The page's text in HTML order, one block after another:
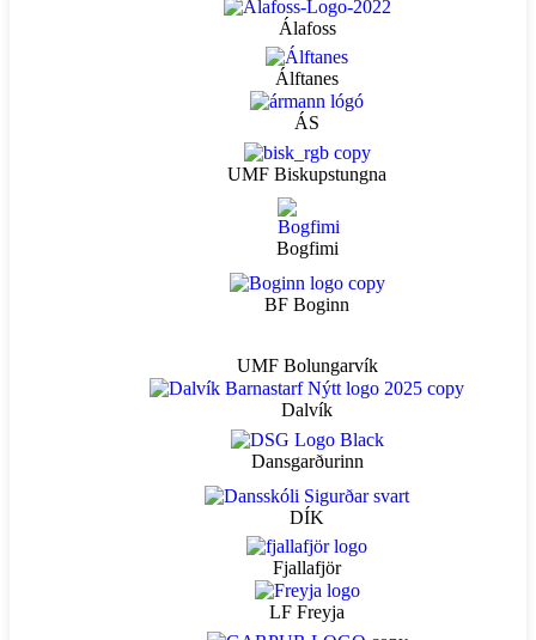
Álafoss
Álftanes
ÁS
UMF Biskupstungna
Bogfimi
BF Boginn
UMF Bolungarvík
Dalvík
Dansgarðurinn
DÍK
Fjallafjör
LF Freyja